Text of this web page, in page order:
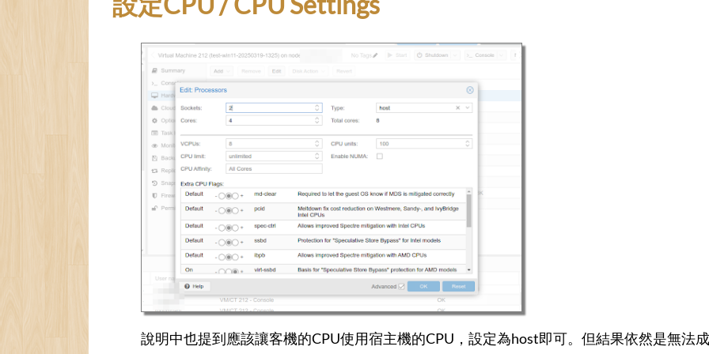
說明中也提到應該讓客機的CPU使用宿主機的CPU，設定為host即可。但結果依然是無法